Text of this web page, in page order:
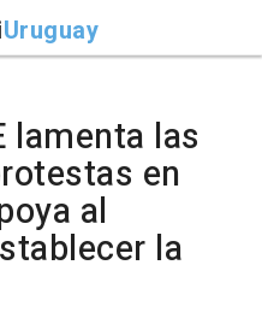
Uruguay
lamenta las
en
al
la